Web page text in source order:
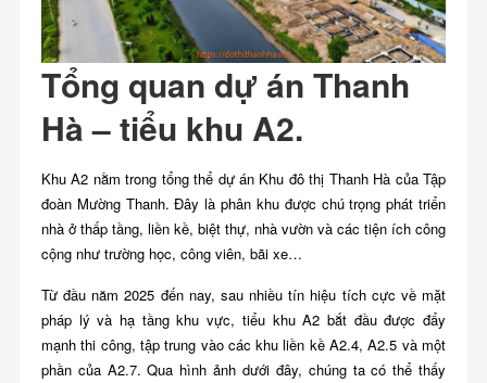
Tổng quan dự án Thanh
Hà – tiểu khu A2.
Khu A2 nằm trong tổng thể dự án Khu đô thị Thanh Hà của Tập
đoàn Mường Thanh. Đây là phân khu được chú trọng phát triển
nhà ở thấp tầng, liền kề, biệt thự, nhà vườn và các tiện ích công
cộng như trường học, công viên, bãi xe…
Từ đầu năm 2025 đến nay, sau nhiều tín hiệu tích cực về mặt
pháp lý và hạ tầng khu vực, tiểu khu A2 bắt đầu được đẩy
mạnh thi công, tập trung vào các khu liền kề A2.4, A2.5 và một
phần của A2.7. Qua hình ảnh dưới đây, chúng ta có thể thấy